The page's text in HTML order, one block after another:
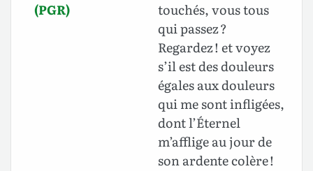
(PGR)
touchés, vous tous
qui passez ?
Regardez ! et voyez
s’il est des douleurs
égales aux douleurs
qui me sont infligées,
dont l’Éternel
m’afflige au jour de
son ardente colère !